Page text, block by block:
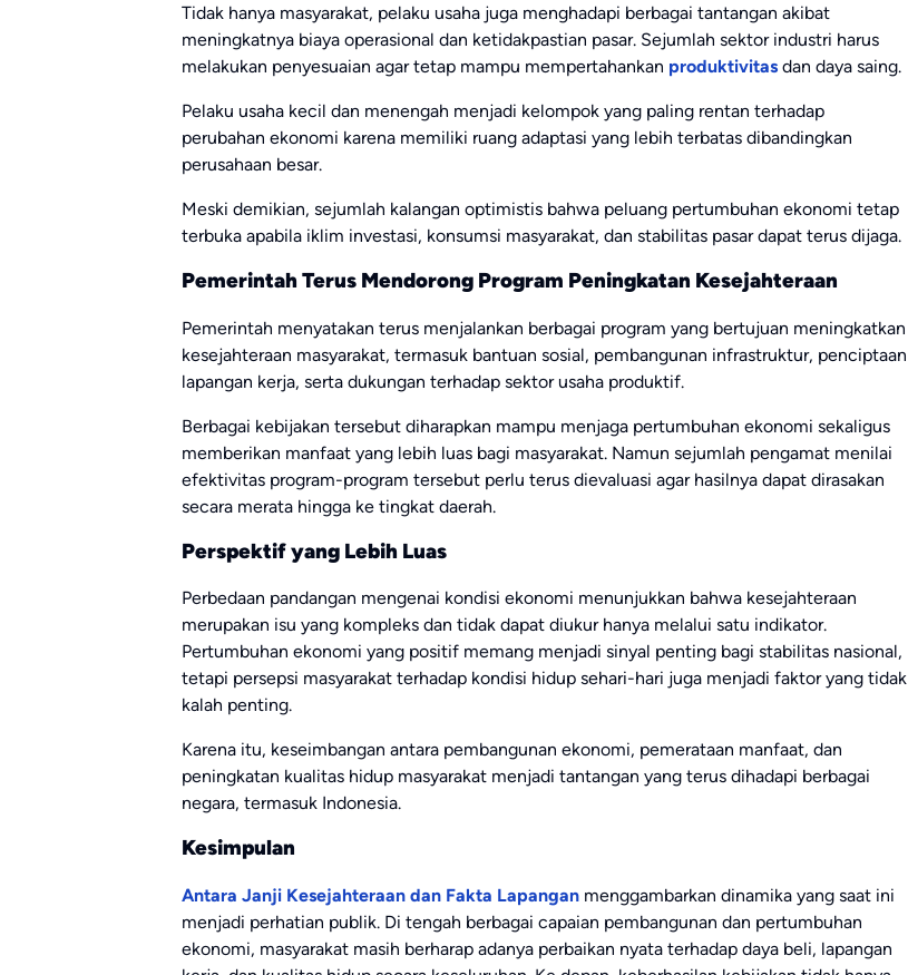
Tidak hanya masyarakat, pelaku usaha juga menghadapi berbagai tantangan akibat
meningkatnya biaya operasional dan ketidakpastian pasar. Sejumlah sektor industri harus
melakukan penyesuaian agar tetap mampu mempertahankan produktivitas dan daya saing.
Pelaku usaha kecil dan menengah menjadi kelompok yang paling rentan terhadap
perubahan ekonomi karena memiliki ruang adaptasi yang lebih terbatas dibandingkan
perusahaan besar.
Meski demikian, sejumlah kalangan optimistis bahwa peluang pertumbuhan ekonomi tetap
terbuka apabila iklim investasi, konsumsi masyarakat, dan stabilitas pasar dapat terus dijaga.
Pemerintah Terus Mendorong Program Peningkatan Kesejahteraan
Pemerintah menyatakan terus menjalankan berbagai program yang bertujuan meningkatkan
kesejahteraan masyarakat, termasuk bantuan sosial, pembangunan infrastruktur, penciptaan
lapangan kerja, serta dukungan terhadap sektor usaha produktif.
Berbagai kebijakan tersebut diharapkan mampu menjaga pertumbuhan ekonomi sekaligus
memberikan manfaat yang lebih luas bagi masyarakat. Namun sejumlah pengamat menilai
efektivitas program-program tersebut perlu terus dievaluasi agar hasilnya dapat dirasakan
secara merata hingga ke tingkat daerah.
Perspektif yang Lebih Luas
Perbedaan pandangan mengenai kondisi ekonomi menunjukkan bahwa kesejahteraan
merupakan isu yang kompleks dan tidak dapat diukur hanya melalui satu indikator.
Pertumbuhan ekonomi yang positif memang menjadi sinyal penting bagi stabilitas nasional,
tetapi persepsi masyarakat terhadap kondisi hidup sehari-hari juga menjadi faktor yang tidak
kalah penting.
Karena itu, keseimbangan antara pembangunan ekonomi, pemerataan manfaat, dan
peningkatan kualitas hidup masyarakat menjadi tantangan yang terus dihadapi berbagai
negara, termasuk Indonesia.
Kesimpulan
Antara Janji Kesejahteraan dan Fakta Lapangan menggambarkan dinamika yang saat ini
menjadi perhatian publik. Di tengah berbagai capaian pembangunan dan pertumbuhan
ekonomi, masyarakat masih berharap adanya perbaikan nyata terhadap daya beli, lapangan